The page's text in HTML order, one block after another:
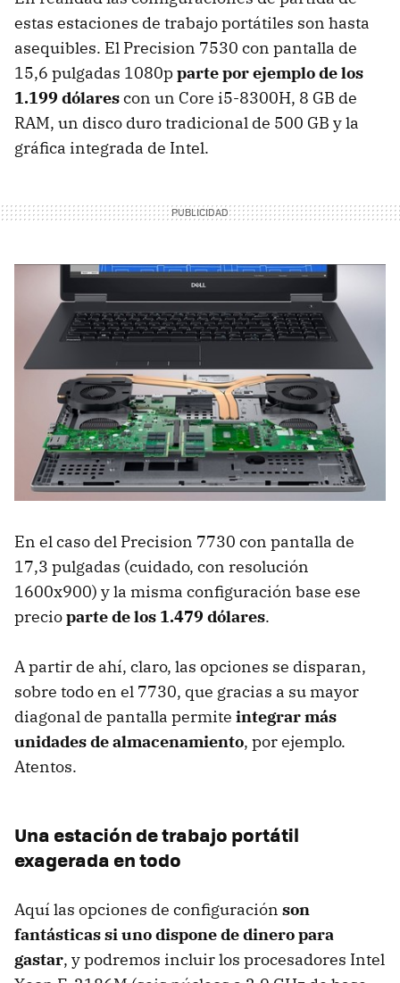
estas estaciones de trabajo portátiles son hasta
asequibles. El Precision 7530 con pantalla de
15,6 pulgadas 1080pparte por ejemplo de los
1.199 dólarescon un Core i5-8300H, 8 GB de
RAM, un disco duro tradicional de 500 GB y la
gráfica integrada de Intel.
En el caso del Precision 7730 con pantalla de
17,3 pulgadas (cuidado, con resolución
1600x900) y la misma configuración base ese
precioparte de los 1.479 dólares.
A partir de ahí, claro, las opciones se disparan,
sobre todo en el 7730, que gracias a su mayor
diagonal de pantalla permite integrar más
unidades de almacenamiento, por ejemplo.
Atentos.
Una estación de trabajo portátil
exagerada en todo
Aquí las opciones de configuración son
fantásticas si uno dispone de dinero para
gastar, y podremos incluir los procesadores Intel